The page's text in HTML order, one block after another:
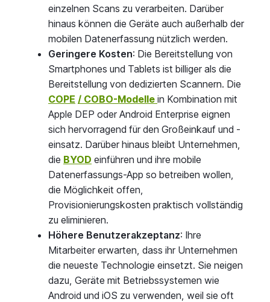
einzelnen Scans zu verarbeiten. Darüber
hinaus können die Geräte auch außerhalb der
mobilen Datenerfassung nützlich werden.
Geringere Kosten: Die Bereitstellung von
Smartphones und Tablets ist billiger als die
Bereitstellung von dedizierten Scannern. Die
COPE / COBO-Modelle in Kombination mit
Apple DEP oder Android Enterprise eignen
sich hervorragend für den Großeinkauf und -
einsatz. Darüber hinaus bleibt Unternehmen,
die BYOD einführen und ihre mobile
Datenerfassungs-App so betreiben wollen,
die Möglichkeit offen,
Provisionierungskosten praktisch vollständig
zu eliminieren.
Höhere Benutzerakzeptanz: Ihre
Mitarbeiter erwarten, dass ihr Unternehmen
die neueste Technologie einsetzt. Sie neigen
dazu, Geräte mit Betriebssystemen wie
Android und iOS zu verwenden, weil sie oft